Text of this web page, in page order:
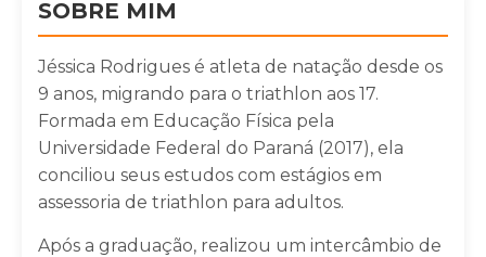
SOBRE MIM
Jéssica Rodrigues é atleta de natação desde os
9 anos, migrando para o triathlon aos 17.
Formada em Educação Física pela
Universidade Federal do Paraná (2017), ela
conciliou seus estudos com estágios em
assessoria de triathlon para adultos.
Após a graduação, realizou um intercâmbio de